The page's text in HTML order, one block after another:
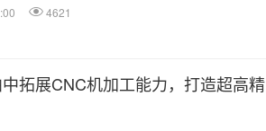
4621
拓展CNC机加工能力，打造超高精